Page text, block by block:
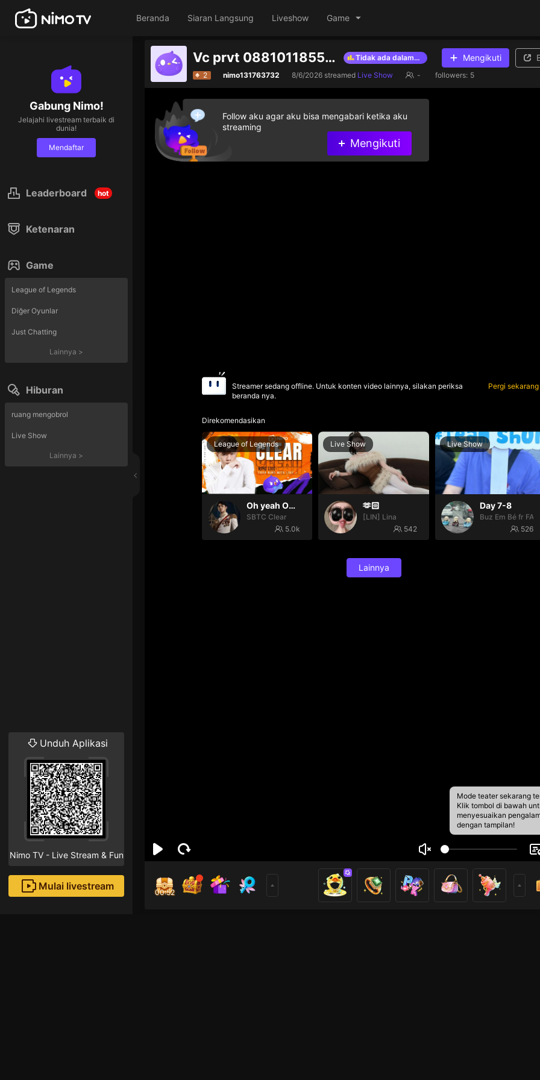
Beranda Siaran Langsung Liveshow Game
Gabung Nimo!
Jelajahi livestream terbaik di
dunia!
Mendaftar
Leaderboard hot
Ketenaran
Game
League of Legends
Diğer Oyunlar
Just Chatting
Lainnya >
Hiburan
ruang mengobrol
Live Show
Lainnya >
Unduh Aplikasi
Nimo TV - Live Stream & Fun
Mulai livestream
Vc prvt 0881011855463 Tidak ada dalam daftar Mengikuti
2 nimo131763732 8/6/2026 streamed Live Show - followers: 5
Mode teater sekarang
Klik tombol di bawah
menyesuaikan
dengan tampilan!
Streamer sedang offline. Untuk konten video lainnya, silakan periksa
beranda nya.
Pergi sekarang
Direkomendasikan
League of Legends
Oh yeah Oh yeah
SBTC Clear
5.0k
Live Show
🫶🏻
[LIN] Lina
542
Live Show
Day 7-8
Buz Em Bé fr
526
Lainnya
00:52
Follow aku agar aku bisa mengabari ketika aku
streaming
Mengikuti